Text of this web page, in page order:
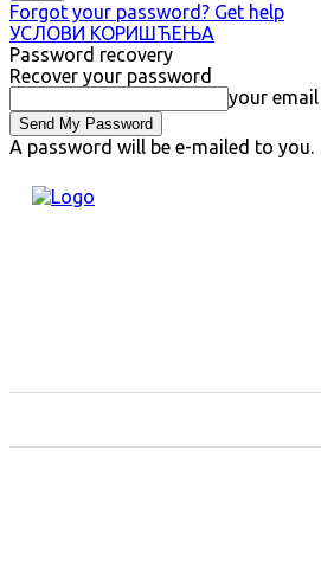
Forgot your password? Get help
УСЛОВИ КОРИШЋЕЊА
Password recovery
Recover your password
your email
A password will be e-mailed to you.